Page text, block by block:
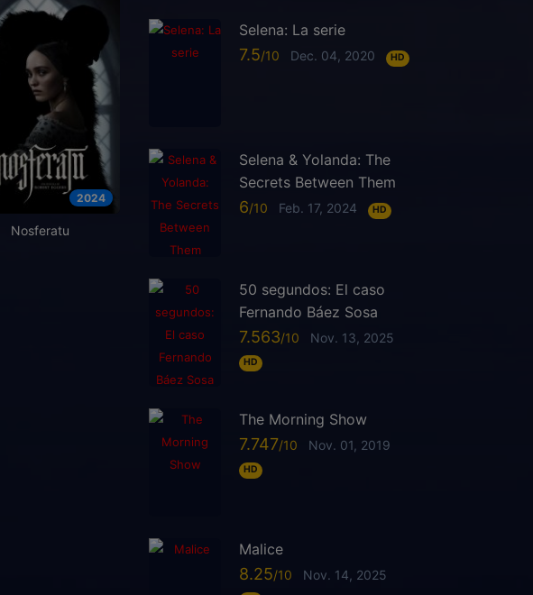
2024
Nosferatu
Selena: La serie
7.5 Dec. 04, 2020 HD
Selena & Yolanda: The
Secrets Between Them
6 Feb. 17, 2024 HD
50 segundos: El caso
Fernando Báez Sosa
7.563 Nov. 13, 2025
HD
The Morning Show
7.747 Nov. 01, 2019
HD
Malice
8.25 Nov. 14, 2025